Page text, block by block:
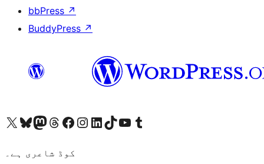
bbPress ↗
BuddyPress ↗
Visit our X (formerly Twitter) account
ہمارے بلیواسکائی اکاؤنٹ پر جائیں
Visit our Mastodon account
ہمارے ٹھریڈز اکاؤنٹ پر جائیں
Visit our Facebook page
Visit our Instagram account
Visit our LinkedIn account
ہمارے ٹک ٹاک اکاؤنٹ پر جائیں
Visit our YouTube channel
ہمارے ٹمبلر اکاؤنٹ پر جائیں
کوڈ شاعری ہے۔